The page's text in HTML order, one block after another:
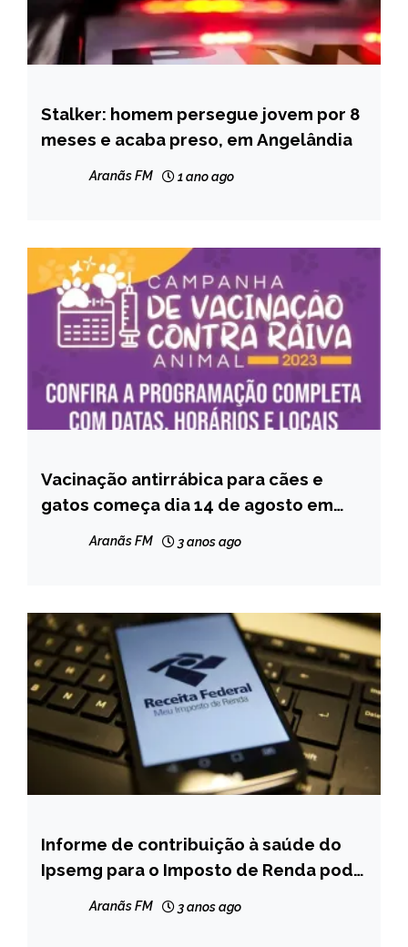
CAPELINHA
MINAS
Stalker: homem persegue jovem por 8
meses e acaba preso, em Angelândia
Aranãs FM 1 ano ago
CAPELINHA
Vacinação antirrábica para cães e
gatos começa dia 14 de agosto em
Aranãs FM 3 anos ago
BRASIL
CAPELINHA
Informe de contribuição à saúde do
Ipsemg para o Imposto de Renda pode
Aranãs FM 3 anos ago